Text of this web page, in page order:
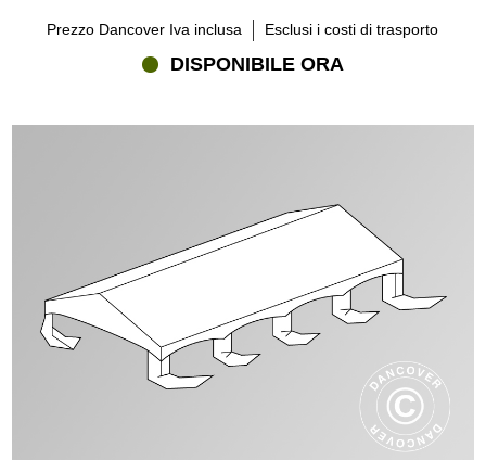
Prezzo Dancover Iva inclusa Esclusi i costi di trasporto
DISPONIBILE ORA